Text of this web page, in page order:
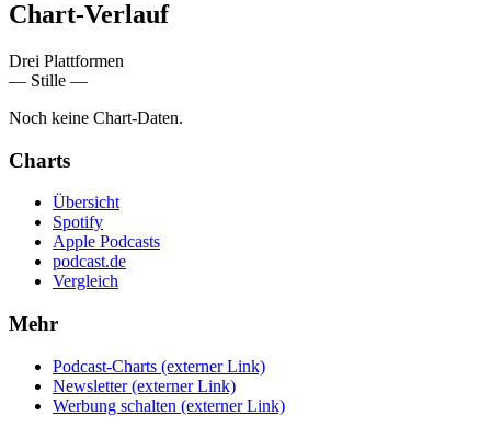
Chart-Verlauf
Drei Plattformen
— Stille —
Noch keine Chart-Daten.
Charts
Übersicht
Spotify
Apple Podcasts
podcast.de
Vergleich
Mehr
Podcast-Charts (externer Link)
Newsletter (externer Link)
Werbung schalten (externer Link)